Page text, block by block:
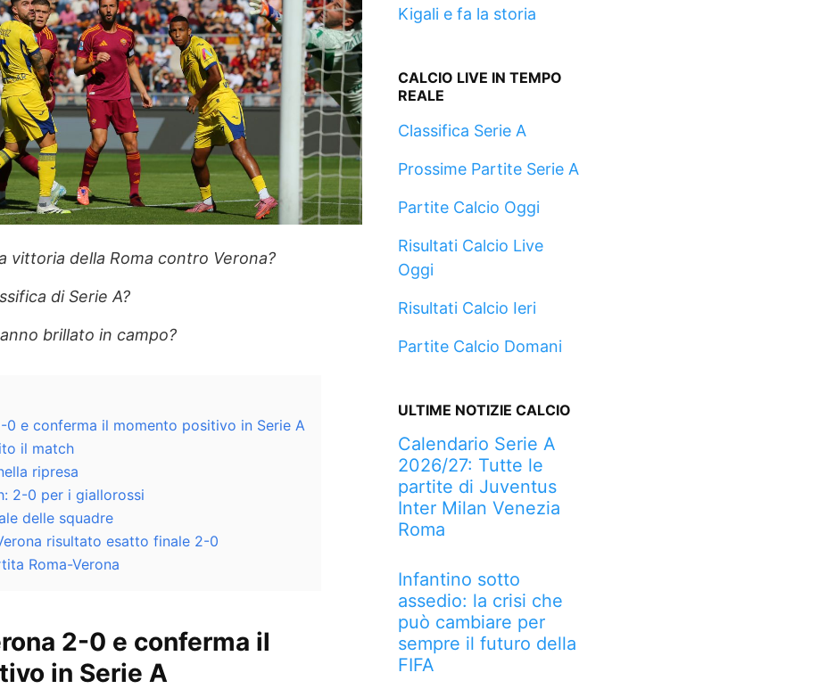
vittoria della Roma contro Verona?
di Serie A?
brillato in campo?
0 e conferma il momento positivo in Serie A
il match
ripresa
2-0 per i giallorossi
delle squadre
risultato esatto finale 2-0
Roma-Verona
2-0 e conferma il
in Serie A
Kigali e fa la storia
CALCIO LIVE IN TEMPO
REALE
Classifica Serie A
Prossime Partite Serie A
Partite Calcio Oggi
Risultati Calcio Live
Oggi
Risultati Calcio Ieri
Partite Calcio Domani
ULTIME NOTIZIE CALCIO
Calendario Serie A
2026/27: Tutte le
partite di Juventus
Inter Milan Venezia
Roma
Infantino sotto
assedio: la crisi che
può cambiare per
sempre il futuro della
FIFA